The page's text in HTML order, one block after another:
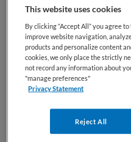
GZ-Psycholoog
Oost
GGz Centraal,
Fulltime
This website uses cookies
By clicking “Accept All” you agree
improve website navigation,
products and personalize content
cookies, we only place the strictly
not record any information about
"manage preferences"
Privacy Statement
Reject All